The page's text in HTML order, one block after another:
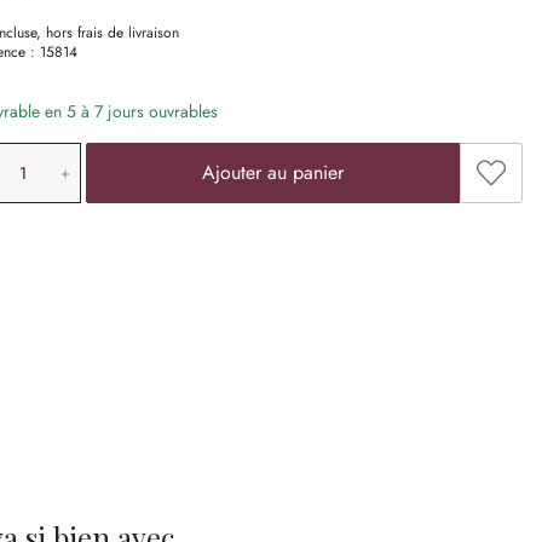
hors frais de livraison
: 15814
en 5 à 7 jours ouvrables
de produit: saisissez la valeur
Ajouter au panier